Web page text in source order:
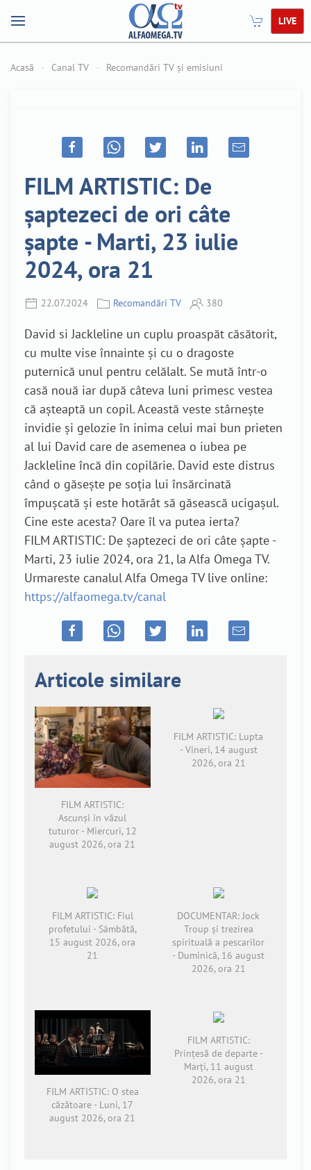
LIVE
Acasă Canal TV Recomandări TV și emisiuni
FILM ARTISTIC: De
șaptezeci de ori câte
șapte - Marti, 23 iulie
2024, ora 21
22.07.2024 Recomandări TV 380
David si Jackleline un cuplu proaspăt căsătorit,
cu multe vise înnainte și cu o dragoste
puternică unul pentru celălalt. Se mută într-o
casă nouă iar după câteva luni primesc vestea
că așteaptă un copil. Această veste stârnește
invidie și gelozie în inima celui mai bun prieten
al lui David care de asemenea o iubea pe
Jackleline încă din copilărie. David este distrus
când o găsește pe soția lui însărcinată
împușcată și este hotărât să găsească ucigașul.
Cine este acesta? Oare îl va putea ierta?
FILM ARTISTIC: De șaptezeci de ori câte șapte -
Marti, 23 iulie 2024, ora 21, la Alfa Omega TV.
Urmareste canalul Alfa Omega TV live online:
https://alfaomega.tv/canal
Articole similare
FILM ARTISTIC:
Ascunși în văzul
tuturor - Miercuri, 12
august 2026, ora 21
FILM ARTISTIC: Lupta
- Vineri, 14 august
2026, ora 21
FILM ARTISTIC: Fiul
profetului - Sâmbătă,
15 august 2026, ora
21
DOCUMENTAR: Jock
Troup și trezirea
spirituală a pescarilor
- Duminică, 16 august
2026, ora 21
FILM ARTISTIC: O stea
căzătoare - Luni, 17
august 2026, ora 21
FILM ARTISTIC:
Prințesă de departe -
Marți, 11 august
2026, ora 21